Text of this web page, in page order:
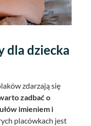
dla dziecka
zdarzają się
zadbać o
imieniem i
placówkach jest